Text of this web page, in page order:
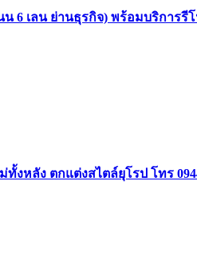
เลน ย่านธุรกิจ) พร้อมบริการรี
หลัง ตกแต่งสไตล์ยุโรป โทร